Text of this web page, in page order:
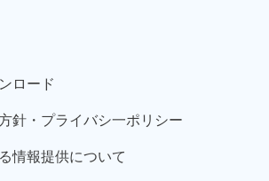
ロード
針・プライバシ一ポリシー
情報提供について